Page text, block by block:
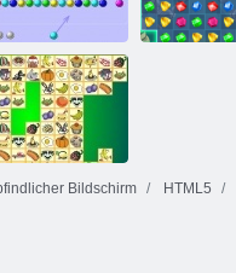
Ten Trix
Bubble Shooter
HTML5
Bildschirm HTML5